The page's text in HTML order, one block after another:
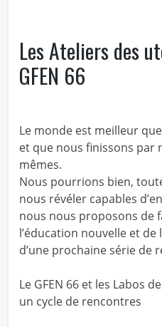
Les Ateliers des
GFEN 66
Le monde est meilleur
et que nous finissons par
mêmes.
Nous pourrions bien,
nous révéler capables
nous nous proposons de
l’éducation nouvelle et
d’une prochaine série de
Le GFEN 66 et les Labos
un cycle de rencontres